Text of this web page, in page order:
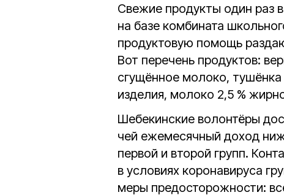
Свежие продукты один раз
на базе комбината
продуктовую помощь
Вот перечень продуктов:
сгущённое молоко, тушёнка
изделия, молоко 2,5 %
Шебекинские волонтёры
чей ежемесячный доход
первой и второй групп.
в условиях коронавируса
меры предосторожности: